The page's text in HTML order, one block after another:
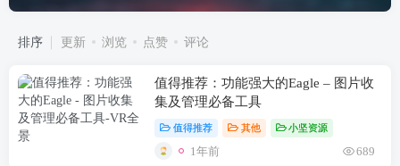
排序 更新 浏览 点赞 评论
值得推荐：功能强大的Eagle – 图片收
集及管理必备工具
值得推荐 其他 小坚资源
1年前 689